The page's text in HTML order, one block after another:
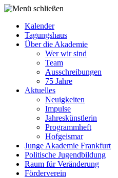
Kalender
Tagungshaus
Über die Akademie
Wer wir sind
Team
Ausschreibungen
75 Jahre
Aktuelles
Neuigkeiten
Impulse
Jahreskünstlerin
Programmheft
Hofgeismar
Junge Akademie Frankfurt
Politische Jugendbildung
Raum für Veränderung
Förderverein